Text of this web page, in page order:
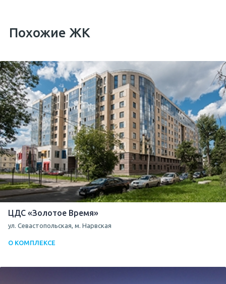
Похожие ЖК
ЦДС «Золотое Время»
ул. Севастопольская, м. Нарвская
О КОМПЛЕКСЕ